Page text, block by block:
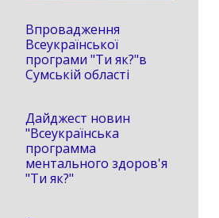
Впровадження
Всеукраїнської
програми "Ти як?"в
Сумській області
Дайджест новин
"Всеукраїнська
программа
ментального здоров'я
"Ти як?"